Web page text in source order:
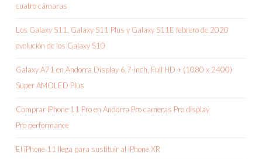
cuatro cámaras
Los Galaxy S11, Galaxy S11 Plus y Galaxy S11E febrero de 2020
evolución de los Galaxy S10
Galaxy A71 en Andorra Display 6.7-inch, Full HD + (1080 x 2400)
Super AMOLED Plus
Comprar iPhone 11 Pro en Andorra Pro cameras Pro display
Pro performance
El iPhone 11 llega para sustituir al iPhone XR